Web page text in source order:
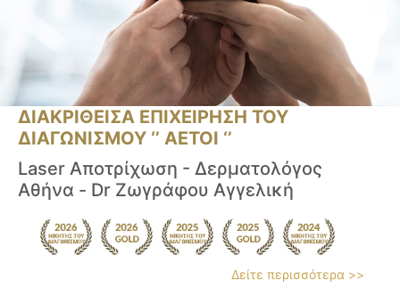
ΔΙΑΚΡΙΘΕΙΣΑ ΕΠΙΧΕΙΡΗΣΗ ΤΟΥ
ΔΙΑΓΩΝΙΣΜΟΥ ‘’ ΑΕΤΟΙ ‘’
Laser Αποτρίχωση - Δερματολόγος
Αθήνα - Dr Ζωγράφου Αγγελική
Δείτε περισσότερα >>